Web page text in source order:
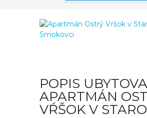
POPIS
APARTMÁN
VŔŠOK V